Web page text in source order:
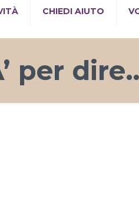
CHIEDI AIUTO
per